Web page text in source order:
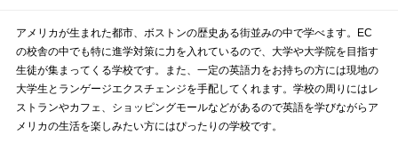
アメリカが生まれた都市、ボストンの歴史ある街並みの中で学べます。EC
の校舎の中でも特に進学対策に力を入れているので、大学や大学院を目指す
生徒が集まってくる学校です。また、一定の英語力をお持ちの方には現地の
大学生とランゲージエクスチェンジを手配してくれます。学校の周りにはレ
ストランやカフェ、ショッピングモールなどがあるので英語を学びながらア
メリカの生活を楽しみたい方にはぴったりの学校です。